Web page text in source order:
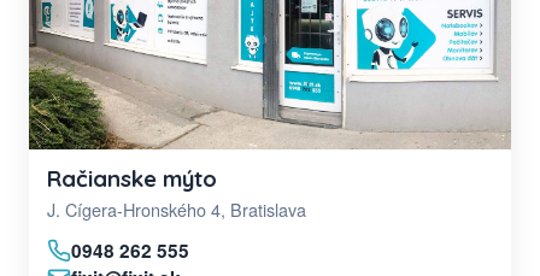
Račianske mýto
J. Cígera-Hronského 4, Bratislava
0948 262 555